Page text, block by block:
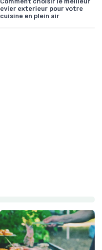
evier exterieur pour votre
cuisine en plein air